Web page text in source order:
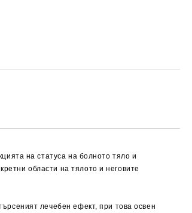
на статуса на болното тяло и
области на тялото и неговите
лечебен ефект, при това освен